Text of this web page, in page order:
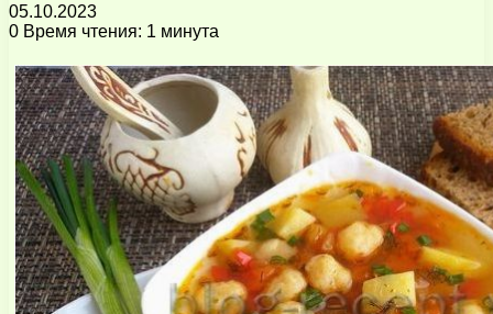
05.10.2023
0 Время чтения: 1 минута